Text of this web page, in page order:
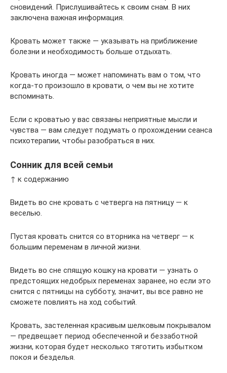
сновидений. Прислушивайтесь к своим снам. В них
заключена важная информация.
Кровать может также — указывать на приближение
болезни и необходимость больше отдыхать.
Кровать иногда — может напоминать вам о том, что
когда-то произошло в кровати, о чем вы не хотите
вспоминать.
Если с кроватью у вас связаны неприятные мысли и
чувства — вам следует подумать о прохождении сеанса
психотерапии, чтобы разобраться в них.
Сонник для всей семьи
↑ к содержанию
Видеть во сне кровать с четверга на пятницу — к
веселью.
Пустая кровать снится со вторника на четверг — к
большим переменам в личной жизни.
Видеть во сне спящую кошку на кровати — узнать о
предстоящих недобрых переменах заранее, но если это
снится с пятницы на субботу, значит, вы все равно не
сможете повлиять на ход событий.
Кровать, застеленная красивым шелковым покрывалом
— предвещает период обеспеченной и беззаботной
жизни, которая будет несколько тяготить избытком
покоя и безделья.